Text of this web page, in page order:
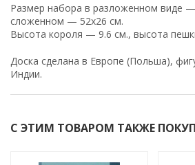
Размер набора в разложенном виде
сложенном — 52x26 см.
Высота короля — 9.6 см., высота
Доска сделана в Европе (Польша),
Индии.
С ЭТИМ ТОВАРОМ ТАКЖЕ